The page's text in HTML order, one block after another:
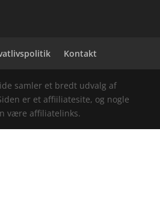
Kontakt
samler et bredt udvalg af
er et affiiliatesite, og nogle
være affiliatelinks.